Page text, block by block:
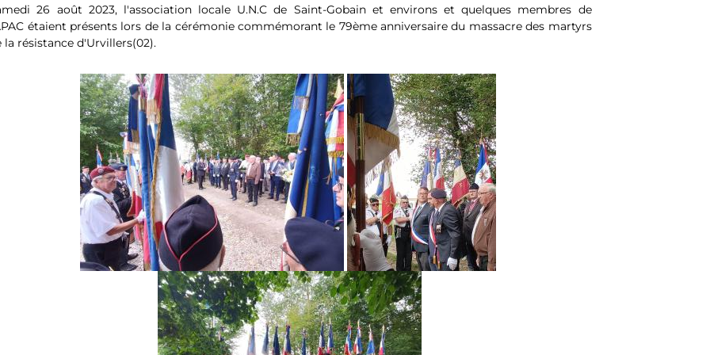
26 août 2023, l'association locale U.N.C de Saint-Gobain et environs et quelques membres de
étaient présents lors de la cérémonie commémorant le 79ème anniversaire du massacre des martyrs
la résistance d'Urvillers(02).